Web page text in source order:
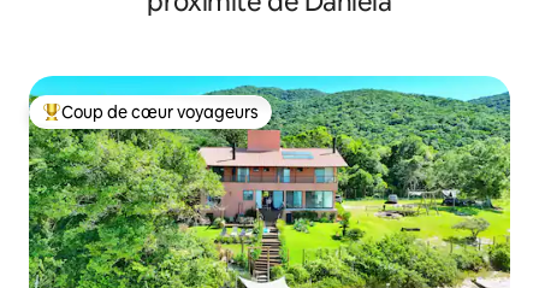
Coups de cœur voyageurs les plus appréciés
Coup de cœur voyageurs